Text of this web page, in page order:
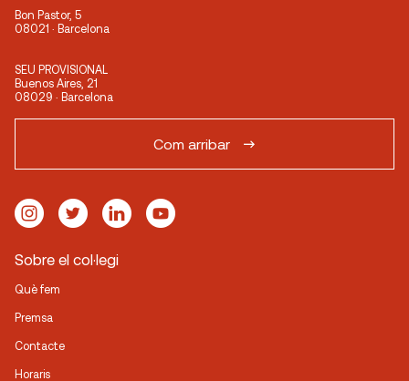
Bon Pastor, 5
08021 · Barcelona
SEU PROVISIONAL
Buenos Aires, 21
08029 · Barcelona
Com arribar
Sobre el col·legi
Què fem
Premsa
Contacte
Horaris